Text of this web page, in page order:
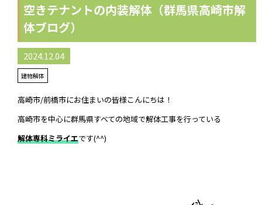
空きテナントの内装解体（群馬県高崎市解
体ブログ）
2024.12.04
建物解体
高崎市/前橋市にお住まいの皆様こんにちは！
高崎市を中心に群馬県すべての地域で解体工事を行っている
解体専科ミライエです(^^)